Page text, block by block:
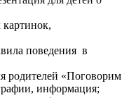
поведения в
родителей «Поговорим
информация;